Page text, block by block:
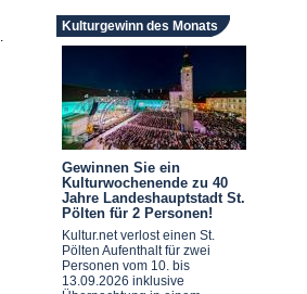
Kulturgewinn des Monats
Gewinnen Sie ein
Kulturwochenende zu 40
Jahre Landeshauptstadt St.
Pölten für 2 Personen!
Kultur.net verlost einen St.
Pölten Aufenthalt für zwei
Personen vom 10. bis
13.09.2026 inklusive